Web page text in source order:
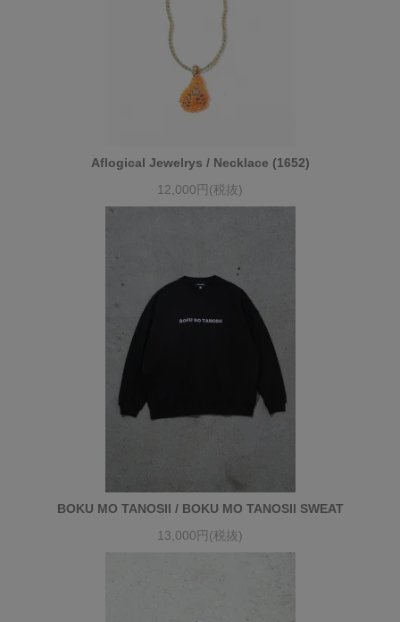
Aflogical Jewelrys / Necklace (1652)
12,000円(税抜)
BOKU MO TANOSII / BOKU MO TANOSII SWEAT
13,000円(税抜)